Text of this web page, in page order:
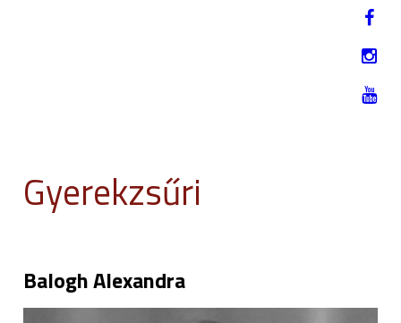
Gyerekzsűri
Balogh Alexandra